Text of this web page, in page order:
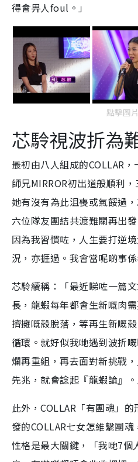
得會畀人foul。」
點擊圖
芯駖視波折為
最初由八人組成的COLLAR
師兄MIRROR初出道般順利
她有沒有為此沮喪或氣餒過
六位隊友團結共渡難關再出
因為我習慣咗，人生要打逆
況，亦捱過。我會當呢啲事係
芯駖續稱：「最近睇咗一篇
長，龍蝦每年都會生新嘅肉
擠擁嘅殼脫落，等再生新嘅
循環。就好似我哋遇到波折
爛再重組，再去面對新挑戰
先兆，就會諗起『龍蝦論』。
此外，COLLAR「有團魂」
發的COLLAR七女怎維繫團
性格是最大關鍵，「我哋7個